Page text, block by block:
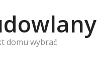
domu wybrać